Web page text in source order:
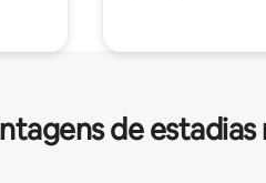
de estadias